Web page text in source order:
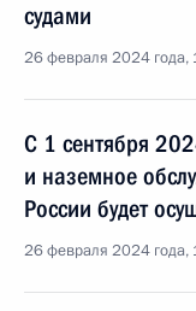
судами
26 февраля 2024 года,
С 1 сентября
и наземное
России будет
26 февраля 2024 года,